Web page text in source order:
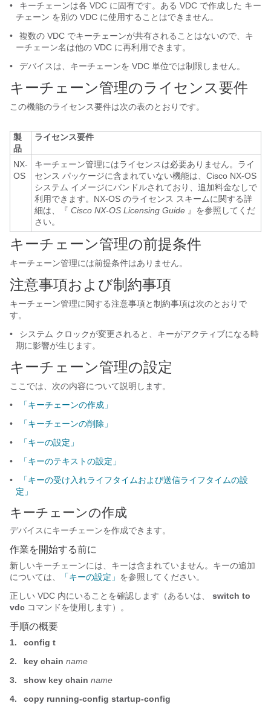
•
キーチェーンは各 VDC に固有です。ある VDC で作成した キー
チェーン を別の VDC に使用することはできません。
•
複数の VDC でキーチェーンが共有されることはないので、キ
ーチェーン名は他の VDC に再利用できます。
•
デバイスは、キーチェーンを VDC 単位では制限しません。
キーチェーン管理のライセンス要件
この機能のライセンス要件は次の表のとおりです。
製
品
ライセンス要件
NX-
OS
キーチェーン管理にはライセンスは必要ありません。ライ
センス パッケージに含まれていない機能は、Cisco NX-OS
システム イメージにバンドルされており、追加料金なしで
利用できます。NX-OS のライセンス スキームに関する詳
細は、『 Cisco NX-OS Licensing Guide 』を参照してくだ
さい。
キーチェーン管理の前提条件
キーチェーン管理には前提条件はありません。
注意事項および制約事項
キーチェーン管理に関する注意事項と制約事項は次のとおりで
す。
•
システム クロックが変更されると、キーがアクティブになる時
期に影響が生じます。
キーチェーン管理の設定
ここでは、次の内容について説明します。
•
「キーチェーンの作成」
•
「キーチェーンの削除」
•
「キーの設定」
•
「キーのテキストの設定」
•
「キーの受け入れライフタイムおよび送信ライフタイムの設
定」
キーチェーンの作成
デバイスにキーチェーンを作成できます。
作業を開始する前に
新しいキーチェーンには、キーは含まれていません。キーの追加
については、
「キーの設定」 を参照してください。
正しい VDC 内にいることを確認します（あるいは、
switch to
vdc コマンドを使用します）。
手順の概要
1.
config t
2.
key chain name
3.
show key chain name
4.
copy running-config startup-config